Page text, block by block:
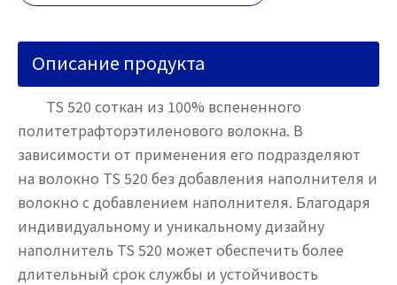
Описание продукта
TS 520 соткан из 100% вспененного
политетрафторэтиленового волокна. В
зависимости от применения его подразделяют
на волокно TS 520 без добавления наполнителя и
волокно с добавлением наполнителя. Благодаря
индивидуальному и уникальному дизайну
наполнитель TS 520 может обеспечить более
длительный срок службы и устойчивость